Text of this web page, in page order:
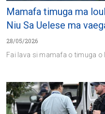
Mamafa timuga ma
Niu Sa Uelese ma
28/05/2026
Fai lava si mamafa o timuga o